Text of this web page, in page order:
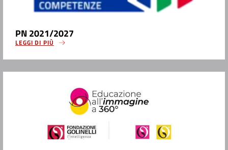
PN 2021/2027
LEGGI DI PIÙ